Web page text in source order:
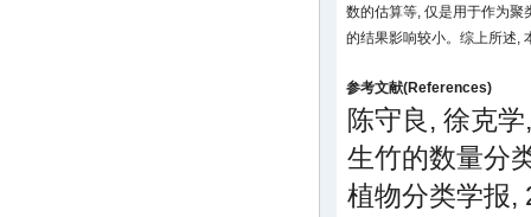
数的估算等, 仅是用于作为聚
的结果影响较小。综上所述,
参考文献(References)
陈守良, 徐克
生竹的数量分
植物分类学报,